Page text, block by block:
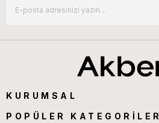
KURUMSAL
POPÜLER KATEGORİLER